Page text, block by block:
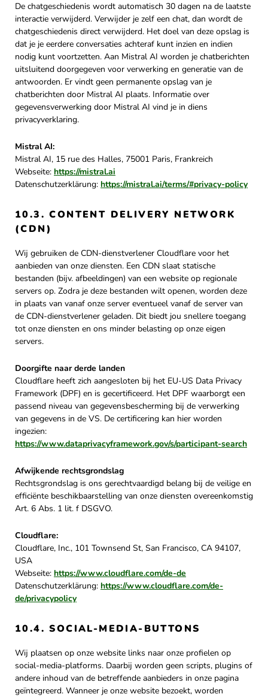
De chatgeschiedenis wordt automatisch 30 dagen na de laatste
interactie verwijderd. Verwijder je zelf een chat, dan wordt de
chatgeschiedenis direct verwijderd. Het doel van deze opslag is
dat je je eerdere conversaties achteraf kunt inzien en indien
nodig kunt voortzetten. Aan Mistral AI worden je chatberichten
uitsluitend doorgegeven voor verwerking en generatie van de
antwoorden. Er vindt geen permanente opslag van je
chatberichten door Mistral AI plaats. Informatie over
gegevensverwerking door Mistral AI vind je in diens
privacyverklaring.
Mistral AI:
Mistral AI, 15 rue des Halles, 75001 Paris, Frankreich
Webseite: https://mistral.ai
Datenschutzerklärung: https://mistral.ai/terms/#privacy-policy
10.3. CONTENT DELIVERY NETWORK
(CDN)
Wij gebruiken de CDN-dienstverlener Cloudflare voor het
aanbieden van onze diensten. Een CDN slaat statische
bestanden (bijv. afbeeldingen) van een website op regionale
servers op. Zodra je deze bestanden wilt openen, worden deze
in plaats van vanaf onze server eventueel vanaf de server van
de CDN-dienstverlener geladen. Dit biedt jou snellere toegang
tot onze diensten en ons minder belasting op onze eigen
servers.
Doorgifte naar derde landen
Cloudflare heeft zich aangesloten bij het EU-US Data Privacy
Framework (DPF) en is gecertificeerd. Het DPF waarborgt een
passend niveau van gegevensbescherming bij de verwerking
van gegevens in de VS. De certificering kan hier worden
ingezien:
https://www.dataprivacyframework.gov/s/participant-search
Afwijkende rechtsgrondslag
Rechtsgrondslag is ons gerechtvaardigd belang bij de veilige en
efficiënte beschikbaarstelling van onze diensten overeenkomstig
Art. 6 Abs. 1 lit. f DSGVO.
Cloudflare:
Cloudflare, Inc., 101 Townsend St, San Francisco, CA 94107,
USA
Webseite: https://www.cloudflare.com/de-de
Datenschutzerklärung: https://www.cloudflare.com/de-
de/privacypolicy
10.4. SOCIAL-MEDIA-BUTTONS
Wij plaatsen op onze website links naar onze profielen op
social-media-platforms. Daarbij worden geen scripts, plugins of
andere inhoud van de betreffende aanbieders in onze pagina
geïntegreerd. Wanneer je onze website bezoekt, worden